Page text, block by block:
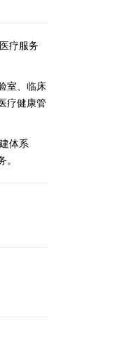
疗服务
室、临床
疗健康管
体系